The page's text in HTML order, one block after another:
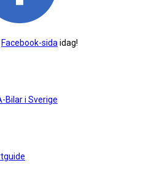
Facebook-sida idag!